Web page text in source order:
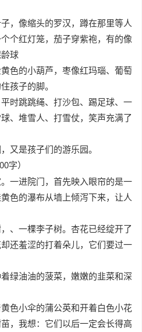
，像缩头的罗汉，蹲在那里等人
个红灯笼，茄子穿紫袍，有的像
球
色的小葫芦，枣像红玛瑙、葡萄
孩子的脚。
时跳跳绳、打沙包、踢足球、一
、堆雪人、打雪仗，笑声充满了
又是孩子们的游乐园。
字）
一进院门，首先映入眼帘的是一
色的瀑布从墙上倾泻下来，让人
、一棵李子树。杏花已经绽开了
还羞涩的打着朵儿，它们要过一
绿油油的菠菜，嫩嫩的韭菜和深
色小伞的蒲公英和开着白色小花
，我想：它们以后一定会长得高